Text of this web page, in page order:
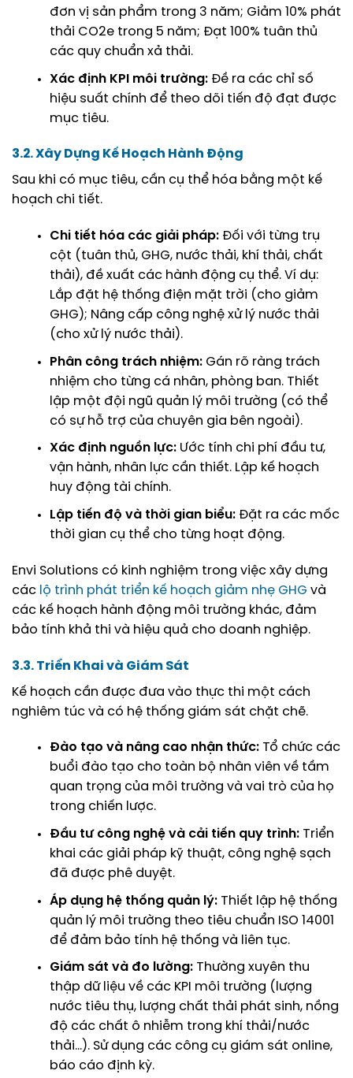
đơn vị sản phẩm trong 3 năm; Giảm 10% phát
thải CO2e trong 5 năm; Đạt 100% tuân thủ
các quy chuẩn xả thải.
Xác định KPI môi trường: Đề ra các chỉ số
hiệu suất chính để theo dõi tiến độ đạt được
mục tiêu.
3.2. Xây Dựng Kế Hoạch Hành Động
Sau khi có mục tiêu, cần cụ thể hóa bằng một kế
hoạch chi tiết.
Chi tiết hóa các giải pháp: Đối với từng trụ
cột (tuân thủ, GHG, nước thải, khí thải, chất
thải), đề xuất các hành động cụ thể. Ví dụ:
Lắp đặt hệ thống điện mặt trời (cho giảm
GHG); Nâng cấp công nghệ xử lý nước thải
(cho xử lý nước thải).
Phân công trách nhiệm: Gán rõ ràng trách
nhiệm cho từng cá nhân, phòng ban. Thiết
lập một đội ngũ quản lý môi trường (có thể
có sự hỗ trợ của chuyên gia bên ngoài).
Xác định nguồn lực: Ước tính chi phí đầu tư,
vận hành, nhân lực cần thiết. Lập kế hoạch
huy động tài chính.
Lập tiến độ và thời gian biểu: Đặt ra các mốc
thời gian cụ thể cho từng hoạt động.
Envi Solutions có kinh nghiệm trong việc xây dựng
các lộ trình phát triển kế hoạch giảm nhẹ GHG và
các kế hoạch hành động môi trường khác, đảm
bảo tính khả thi và hiệu quả cho doanh nghiệp.
3.3. Triển Khai và Giám Sát
Kế hoạch cần được đưa vào thực thi một cách
nghiêm túc và có hệ thống giám sát chặt chẽ.
Đào tạo và nâng cao nhận thức: Tổ chức các
buổi đào tạo cho toàn bộ nhân viên về tầm
quan trọng của môi trường và vai trò của họ
trong chiến lược.
Đầu tư công nghệ và cải tiến quy trình: Triển
khai các giải pháp kỹ thuật, công nghệ sạch
đã được phê duyệt.
Áp dụng hệ thống quản lý: Thiết lập hệ thống
quản lý môi trường theo tiêu chuẩn ISO 14001
để đảm bảo tính hệ thống và liên tục.
Giám sát và đo lường: Thường xuyên thu
thập dữ liệu về các KPI môi trường (lượng
nước tiêu thụ, lượng chất thải phát sinh, nồng
độ các chất ô nhiễm trong khí thải/nước
thải…). Sử dụng các công cụ giám sát online,
báo cáo định kỳ.